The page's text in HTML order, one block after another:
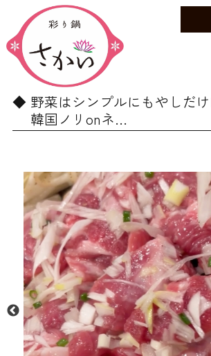
野菜はシンプルにもやしだけ
韓国ノリonネ…